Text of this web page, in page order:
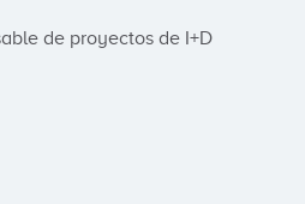
de proyectos de I+D